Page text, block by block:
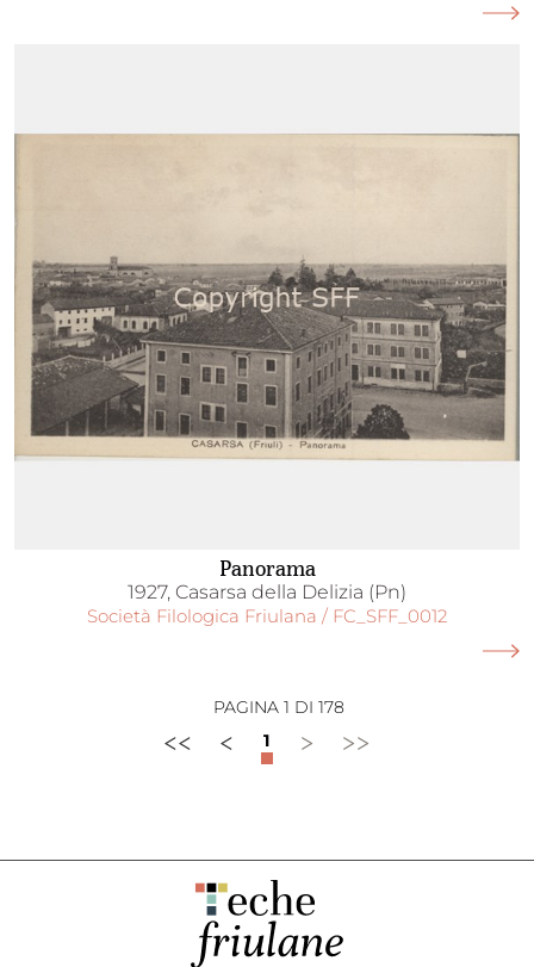
Panorama
1927, Casarsa della Delizia (Pn)
Società Filologica Friulana / FC_SFF_0012
<< < 1 > >>
PAGINA 1 DI 178